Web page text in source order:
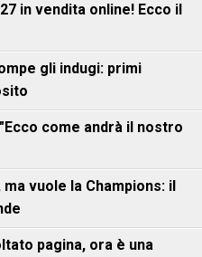
in vendita online! Ecco il
gli indugi: primi
come andrà il nostro
vuole la Champions: il
pagina, ora è una